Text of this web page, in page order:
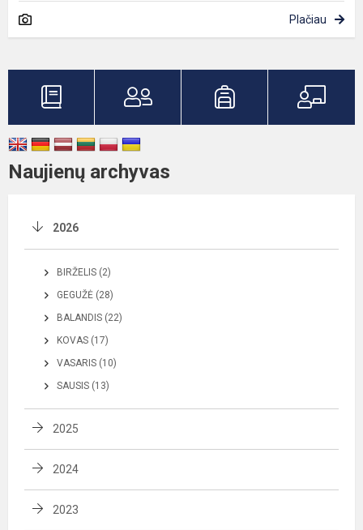
Plačiau
Naujienų archyvas
2026
BIRŽELIS (2)
GEGUŽĖ (28)
BALANDIS (22)
KOVAS (17)
VASARIS (10)
SAUSIS (13)
2025
2024
2023